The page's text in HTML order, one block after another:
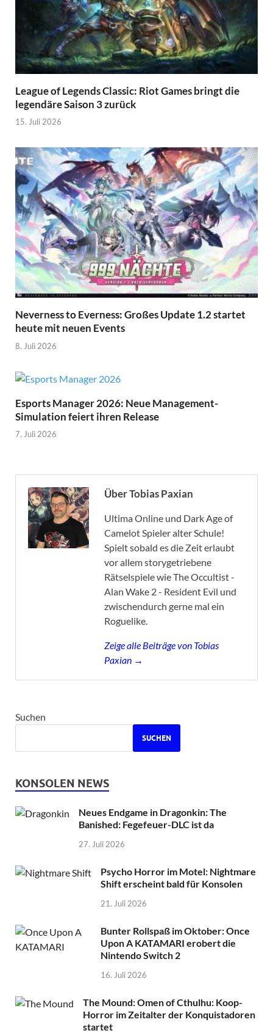
League of Legends Classic: Riot Games bringt die
legendäre Saison 3 zurück
15. Juli 2026
Neverness to Everness: Großes Update 1.2 startet
heute mit neuen Events
8. Juli 2026
Esports Manager 2026: Neue Management-
Simulation feiert ihren Release
7. Juli 2026
Über Tobias Paxian
Ultima Online und Dark Age of
Camelot Spieler alter Schule!
Spielt sobald es die Zeit erlaubt
vor allem storygetriebene
Rätselspiele wie The Occultist -
Alan Wake 2 - Resident Evil und
zwischendurch gerne mal ein
Roguelike.
Zeige alle Beiträge von Tobias
Paxian →
Suchen
SUCHEN
KONSOLEN NEWS
Neues Endgame in Dragonkin: The
Banished: Fegefeuer-DLC ist da
27. Juli 2026
Psycho Horror im Motel: Nightmare
Shift erscheint bald für Konsolen
21. Juli 2026
Bunter Rollspaß im Oktober: Once
Upon A KATAMARI erobert die
Nintendo Switch 2
16. Juli 2026
The Mound: Omen of Cthulhu: Koop-
Horror im Zeitalter der Konquistadoren
startet